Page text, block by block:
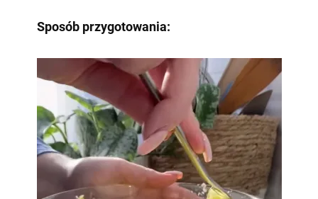
Sposób przygotowania: